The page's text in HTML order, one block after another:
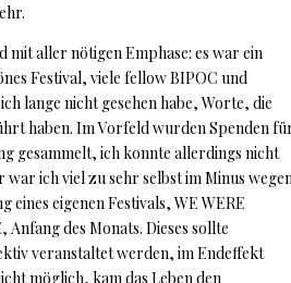
mit aller nötigen Emphase: es war ein
Festival, viele fellow BIPOC und
lange nicht gesehen habe, Worte, die
haben. Im Vorfeld wurden Spenden
gesammelt, ich konnte allerdings nicht
war ich viel zu sehr selbst im Minus
eines eigenen Festivals, WE WERE
Anfang des Monats. Dieses sollte
veranstaltet werden, im Endeffekt
möglich, kam das Leben den